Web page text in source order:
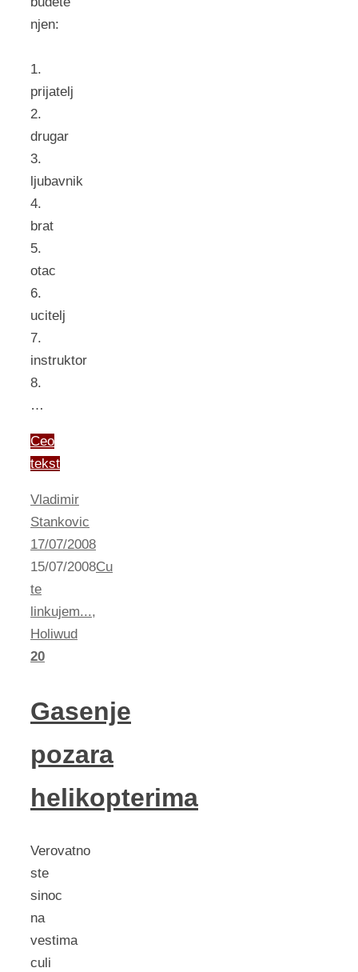
njen:
1.
prijatelj
2.
drugar
3.
ljubavnik
4.
brat
5.
otac
6.
ucitelj
7.
instruktor
8.
…
Ceo
tekst
Vladimir
Stankovic
17/07/2008
15/07/2008Cu
te
linkujem...,
Holiwud
20
Gasenje
pozara
helikopterima
Verovatno
ste
sinoc
na
vestima
culi